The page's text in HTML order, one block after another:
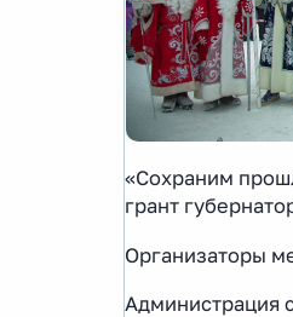
«Сохраним
грант
Организаторы
Администрация